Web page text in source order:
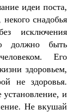
идеи поста,
снадобья
исключения
должно быть
Его
здоровьем,
не здоровья.
установление, и
Не вкушай